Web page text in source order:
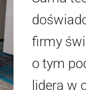
firmy
o tym
lidera w